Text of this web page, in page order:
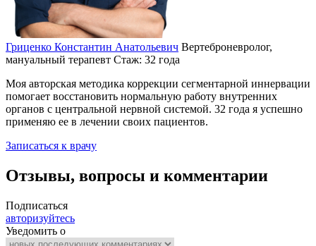
Гриценко Константин Анатольевич Вертеброневролог,
мануальный терапевт Стаж: 32 года
Моя авторская методика коррекции сегментарной иннервации
помогает восстановить нормальную работу внутренних
органов с центральной нервной системой. 32 года я успешно
применяю ее в лечении своих пациентов.
Записаться к врачу
Отзывы, вопросы и комментарии
Подписаться
авторизуйтесь
Уведомить о